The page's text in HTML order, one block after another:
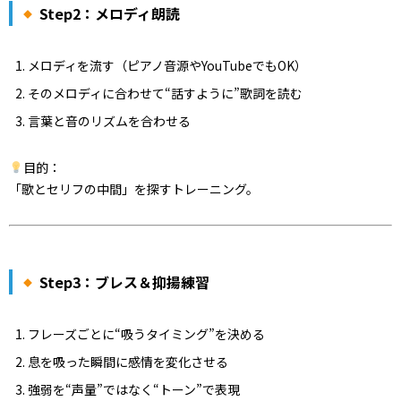
Step2：メロディ朗読
メロディを流す（ピアノ音源やYouTubeでもOK）
そのメロディに合わせて“話すように”歌詞を読む
言葉と音のリズムを合わせる
目的：
「歌とセリフの中間」を探すトレーニング。
Step3：ブレス＆抑揚練習
フレーズごとに“吸うタイミング”を決める
息を吸った瞬間に感情を変化させる
強弱を“声量”ではなく“トーン”で表現